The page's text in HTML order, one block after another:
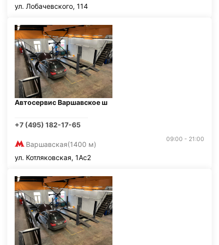
ул. Лобачевского, 114
Автосервис Варшавское ш
+7 (495) 182-17-65
Варшавская(1400 м)
09:00 - 21:00
ул. Котляковская, 1Ас2